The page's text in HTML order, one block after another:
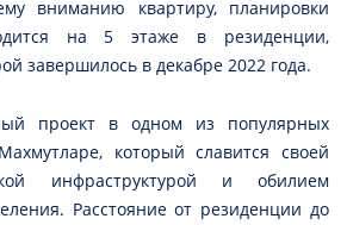
вниманию квартиру, планировки
на 5 этаже в резиденции,
завершилось в декабре 2022 года.
проект в одном из популярных
который славится своей
инфраструктурой и обилием
Расстояние от резиденции до